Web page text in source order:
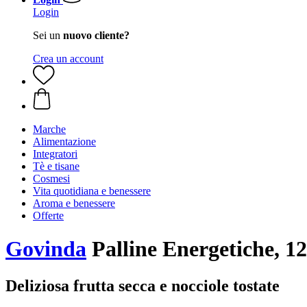
Login
Sei un nuovo cliente?
Crea un account
Marche
Alimentazione
Integratori
Tè e tisane
Cosmesi
Vita quotidiana e benessere
Aroma e benessere
Offerte
Govinda Palline Energetiche,
Deliziosa frutta secca e nocciole tostate